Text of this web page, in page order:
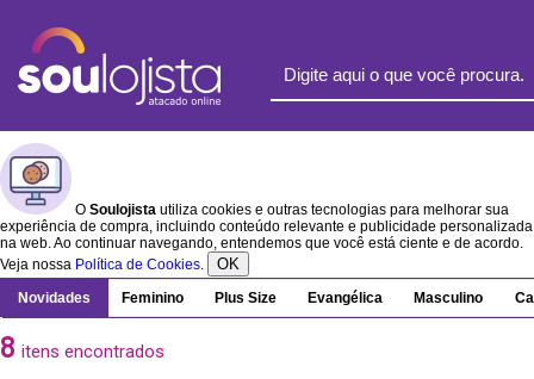
O Soulojista utiliza cookies e outras tecnologias para melhorar sua
experiência de compra, incluindo conteúdo relevante e publicidade personalizada
na web. Ao continuar navegando, entendemos que você está ciente e de acordo.
Veja nossa Política de Cookies. OK
Novidades Feminino Plus Size Evangélica Masculino
8 itens encontrados